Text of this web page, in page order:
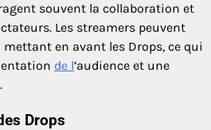
souvent la collaboration et
Les streamers peuvent
en avant les Drops, ce qui
de l’audience et une
Drops